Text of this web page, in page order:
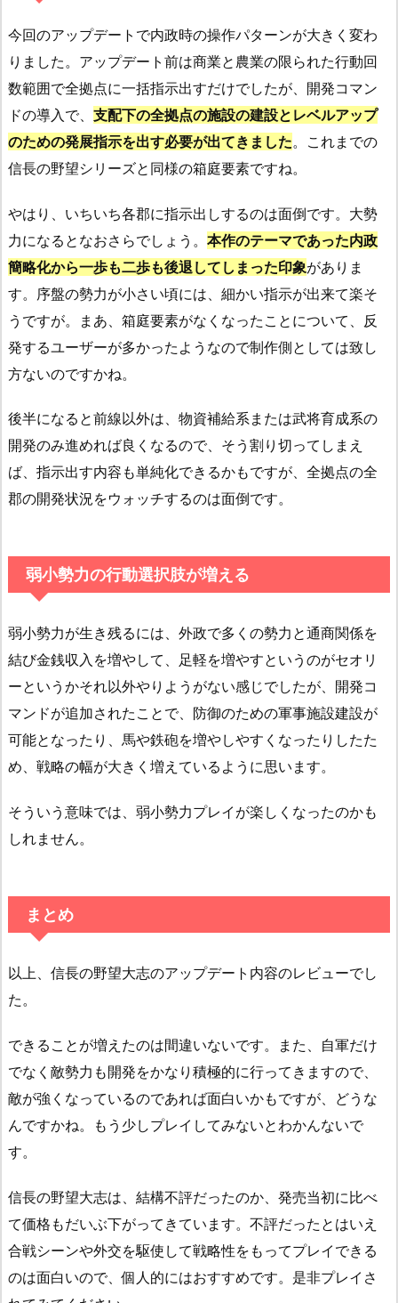
今回のアップデートで内政時の操作パターンが大きく変わ
りました。アップデート前は商業と農業の限られた行動回
数範囲で全拠点に一括指示出すだけでしたが、開発コマン
ドの導入で、 支配下の全拠点の施設の建設とレベルアップ
のための発展指示を出す必要が出てきました。これまでの
信長の野望シリーズと同様の箱庭要素ですね。
やはり、いちいち各郡に指示出しするのは面倒です。大勢
力になるとなおさらでしょう。 本作のテーマであった内政
簡略化から一歩も二歩も後退してしまった印象がありま
す。序盤の勢力が小さい頃には、細かい指示が出来て楽そ
うですが。まあ、箱庭要素がなくなったことについて、反
発するユーザーが多かったようなので制作側としては致し
方ないのですかね。
後半になると前線以外は、物資補給系または武将育成系の
開発のみ進めれば良くなるので、そう割り切ってしまえ
ば、指示出す内容も単純化できるかもですが、全拠点の全
郡の開発状況をウォッチするのは面倒です。
弱小勢力の行動選択肢が増える
弱小勢力が生き残るには、外政で多くの勢力と通商関係を
結び金銭収入を増やして、足軽を増やすというのがセオリ
ーというかそれ以外やりようがない感じでしたが、開発コ
マンドが追加されたことで、防御のための軍事施設建設が
可能となったり、馬や鉄砲を増やしやすくなったりしたた
め、戦略の幅が大きく増えているように思います。
そういう意味では、弱小勢力プレイが楽しくなったのかも
しれません。
まとめ
以上、信長の野望大志のアップデート内容のレビューでし
た。
できることが増えたのは間違いないです。また、自軍だけ
でなく敵勢力も開発をかなり積極的に行ってきますので、
敵が強くなっているのであれば面白いかもですが、どうな
んですかね。もう少しプレイしてみないとわかんないで
す。
信長の野望大志は、結構不評だったのか、発売当初に比べ
て価格もだいぶ下がってきています。不評だったとはいえ
合戦シーンや外交を駆使して戦略性をもってプレイできる
のは面白いので、個人的にはおすすめです。是非プレイさ